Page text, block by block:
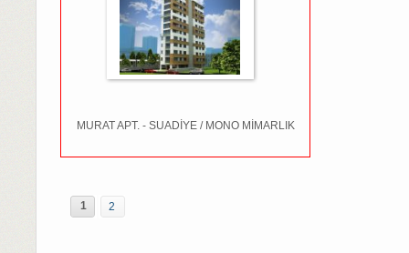
MURAT APT. - SUADİYE / MONO MİMARLIK
1 2